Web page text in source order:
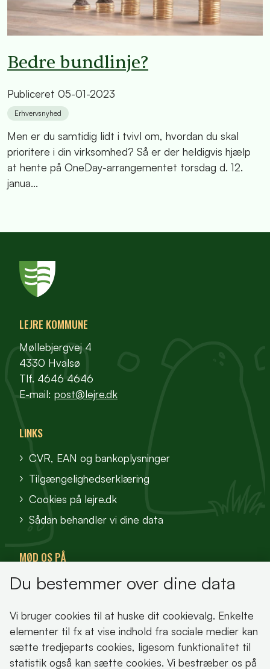
Bedre bundlinje?
Publiceret 05-01-2023
Erhvervsnyhed
Men er du samtidig lidt i tvivl om, hvordan du skal
prioritere i din virksomhed? Så er der heldigvis hjælp
at hente på OneDay-arrangementet torsdag d. 12.
janua...
LEJRE KOMMUNE
Møllebjergvej 4
4330 Hvalsø
Tlf. 4646 4646
E-mail: post@lejre.dk
LINKS
CVR, EAN og bankoplysninger
Tilgængelighedserklæring
Cookies på lejre.dk
Sådan behandler vi dine data
MØD OS PÅ
VisitFjordlandet
Oplev Lejre
Du bestemmer over dine data
Vi bruger cookies til at huske dit cookievalg. Enkelte
elementer til fx at vise indhold fra sociale medier kan
sætte tredjeparts cookies, ligesom funktionalitet til
statistik også kan sætte cookies. Vi bestræber os på